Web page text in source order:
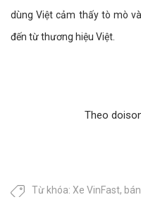
dùng Việt cảm thấy tò mò
đến từ thương hiệu Việt.
Theo
Từ khóa: Xe VinFast,